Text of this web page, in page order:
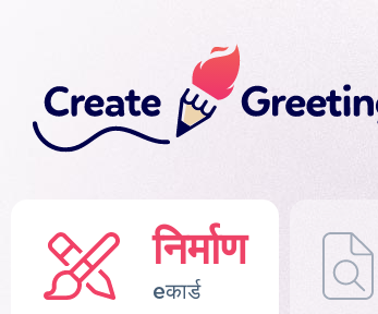
निर्माण
eकार्ड